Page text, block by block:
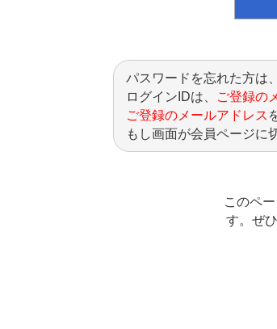
パスワードを忘れた方は、
ログインIDは、
ご登録の
ご登録のメールアドレス
もし画面が会員ページに
このペー
す。ぜ